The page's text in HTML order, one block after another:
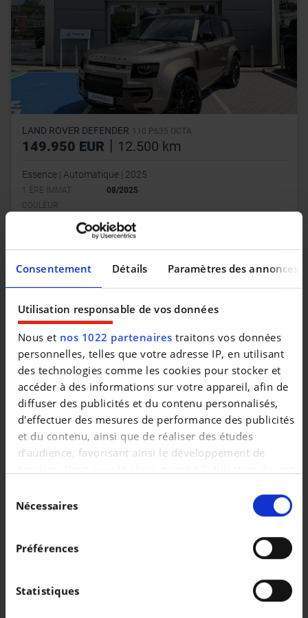
Consentement Détails Paramètres des annonces
Utilisation responsable de vos données
Nous et nos 1022 partenaires traitons vos données
personnelles, telles que votre adresse IP, en utilisant
des technologies comme les cookies pour stocker et
accéder à des informations sur votre appareil, afin de
diffuser des publicités et du contenu personnalisés,
d'effectuer des mesures de performance des publicités
et du contenu, ainsi que de réaliser des études
d’audience, favorisant ainsi le développement de
services. Vous avez le choix quant à l'utilisation de vos
retirer votre consentement à tout moment en
consultant la Déclaration relative aux cookies ou en
Collecter des informations sur votre localisation
géographique qui peuvent être précises à plusieurs
duNécessaires
Préférences
Statistiques
LAND ROVER DEFENDER 110 P635 OCTA
149.950 EUR 12.500 km
Essence | Automatique | 2025
1 ÉRE IMMAT
08/2025
COULEUR
5
LAND ROVER DISCOVERY SPORT
D165 S 7 SEATS Warranty until 04/2029
41.950 EUR| 37.089 km
Diesel | Automatique | 2024
PORTES